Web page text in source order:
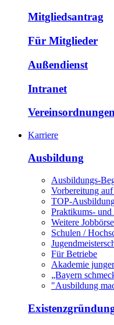
Mitgliedsantrag
Für Mitglieder
Außendienst
Intranet
Karriere
Ausbildung
Ausbildungs-
Vorbereitung
TOP-
Praktikums-
Weitere
Schulen /
Für Betriebe
Akademie
„Bayern
"Ausbildung